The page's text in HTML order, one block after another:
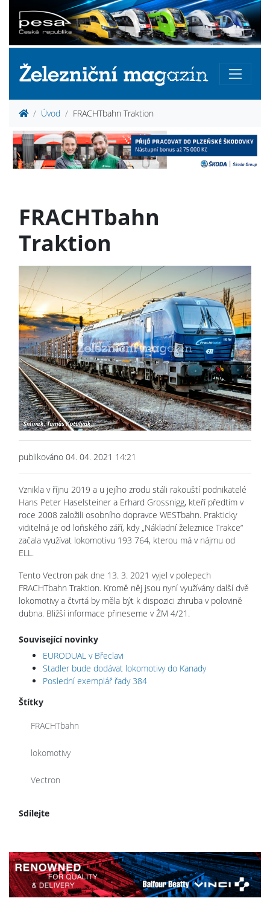
Úvod FRACHTbahn Traktion
FRACHTbahn
Traktion
publikováno 04. 04. 2021 14:21
Vznikla v říjnu 2019 a u jejího zrodu stáli rakouští podnikatelé
Hans Peter Haselsteiner a Erhard Grossnigg, kteří předtím v
roce 2008 založili osobního dopravce WESTbahn. Prakticky
viditelná je od loňského září, kdy „Nákladní železnice Trakce“
začala využívat lokomotivu 193 764, kterou má v nájmu od
ELL.
Tento Vectron pak dne 13. 3. 2021 vyjel v polepech
FRACHTbahn Traktion. Kromě něj jsou nyní využívány další dvě
lokomotivy a čtvrtá by měla být k dispozici zhruba v polovině
dubna. Bližší informace přineseme v ŽM 4/21.
Související novinky
EURODUAL v Břeclavi
Stadler bude dodávat lokomotivy do Kanady
Poslední exemplář řady 384
Štítky
FRACHTbahn
lokomotivy
Vectron
Sdílejte